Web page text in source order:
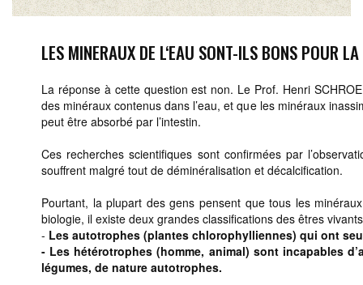
LES MINERAUX DE L‘EAU SONT-ILS BONS POUR
La réponse à cette question est non. Le Prof. Henri
des minéraux contenus dans l’eau, et que les minéraux
peut être absorbé par l’intestin.
Ces recherches scientifiques sont confirmées par
souffrent malgré tout de déminéralisation et décalcification.
Pourtant, la plupart des gens pensent que tous les
biologie, il existe deux grandes classifications des êtres
- Les autotrophes (plantes chlorophylliennes) qui ont
- Les hétérotrophes (homme, animal) sont incapables
légumes, de nature autotrophes.